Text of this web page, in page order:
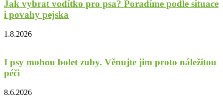
Jak vybrat vodítko pro psa? Poradíme podle situace
i povahy pejska
1.8.2026
I psy mohou bolet zuby. Věnujte jim proto náležitou
péči
8.6.2026